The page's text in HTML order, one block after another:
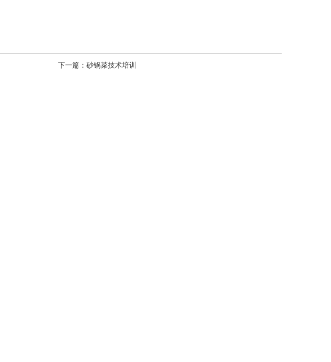
下一篇： 砂锅菜技术培训